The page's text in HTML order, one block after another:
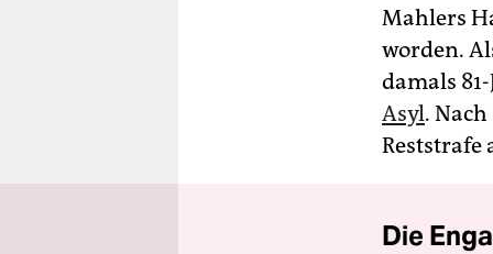
Mahlers
worden.
damals
Asyl.
Reststrafe
Die